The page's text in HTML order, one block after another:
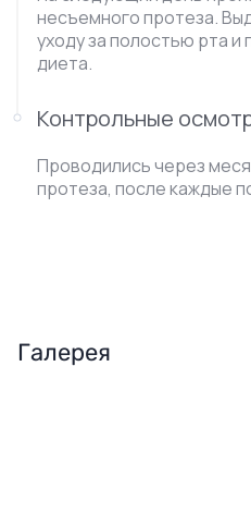
несъемного протеза.
уходу за полостью рта и
диета.
Контрольные
Проводились через
протеза, после каждые
Галерея